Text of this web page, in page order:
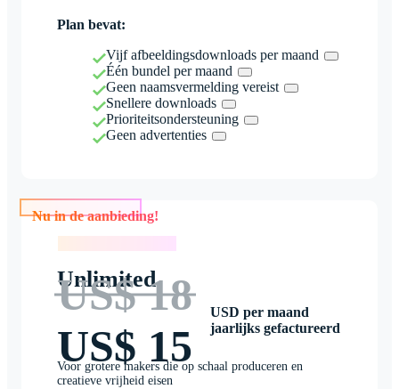
Plan bevat:
Vijf afbeeldingsdownloads per maand
Één bundel per maand
Geen naamsvermelding vereist
Snellere downloads
Prioriteitsondersteuning
Geen advertenties
Nu in de aanbieding!
Unlimited
US$ 18
US$ 15
USD per maand
jaarlijks gefactureerd
Voor grotere makers die op schaal produceren en
creatieve vrijheid eisen